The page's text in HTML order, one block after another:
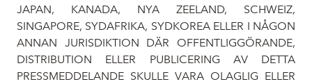
JAPAN, KANADA, NYA ZEELAND, SCHWEIZ,
SINGAPORE, SYDAFRIKA, SYDKOREA ELLER I NÅGON
ANNAN JURISDIKTION DÄR OFFENTLIGGÖRANDE,
DISTRIBUTION ELLER PUBLICERING AV DETTA
PRESSMEDDELANDE SKULLE VARA OLAGLIG ELLER